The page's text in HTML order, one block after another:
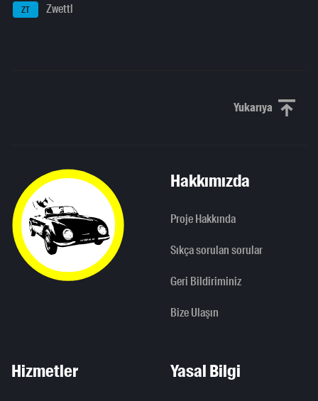
ZT Zwettl
YukarıyaYukarı
Hakkımızda
Proje Hakkında
Sıkça sorulan sorular
Geri Bildiriminiz
Bize Ulaşın
Hizmetler Yasal Bilgi